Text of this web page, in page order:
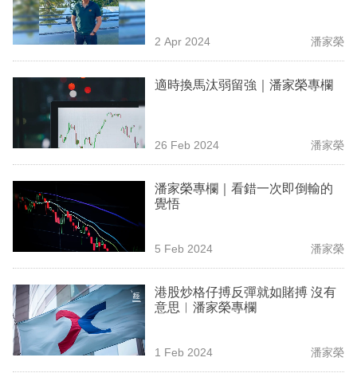
業
科
技
場
生
時
事
欄
訂
閱
2 Apr 2024 潘家榮
適時換馬汰弱留強｜潘家榮專欄
26 Feb 2024 潘家榮
潘家榮專欄｜看錯一次即倒輸的
覺悟
5 Feb 2024 潘家榮
港股炒格仔搏反彈就如賭搏 沒有
意思︳潘家榮專欄
1 Feb 2024 潘家榮